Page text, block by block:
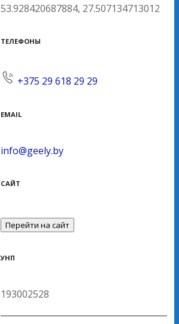
53.928420687884, 27.507134713012
ТЕЛЕФОНЫ
+375 29 618 29 29
EMAIL
info@geely.by
САЙТ
Перейти на сайт
УНП
193002528